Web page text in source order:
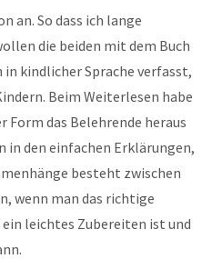
an. So dass ich lange
die beiden mit dem Buch
kindlicher Sprache verfasst,
Beim Weiterlesen habe
Form das Belehrende heraus
in den einfachen Erklärungen,
besteht zwischen
wenn man das richtige
ein leichtes Zubereiten ist und